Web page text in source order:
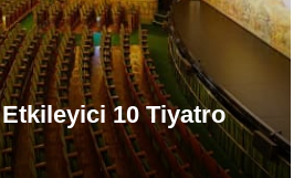
Etkileyici 10 Tiyatro